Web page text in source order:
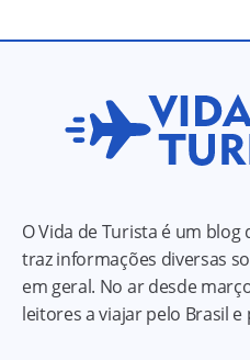
O Vida de Turista é um
traz informações diversas
em geral. No ar desde
leitores a viajar pelo Brasil